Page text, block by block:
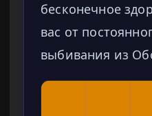
бесконечное
вас от
выбивания из